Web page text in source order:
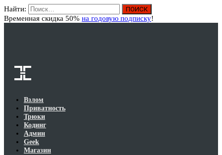
Найти:
Временная скидка 50% на годовую подписку!
Взлом
Приватность
Трюки
Кодинг
Админ
Geek
Магазин